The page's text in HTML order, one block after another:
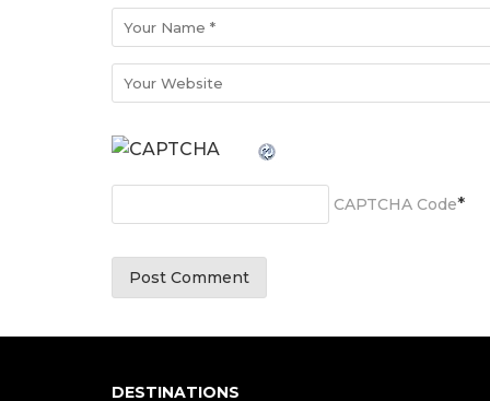
CAPTCHA Code*
DESTINATIONS